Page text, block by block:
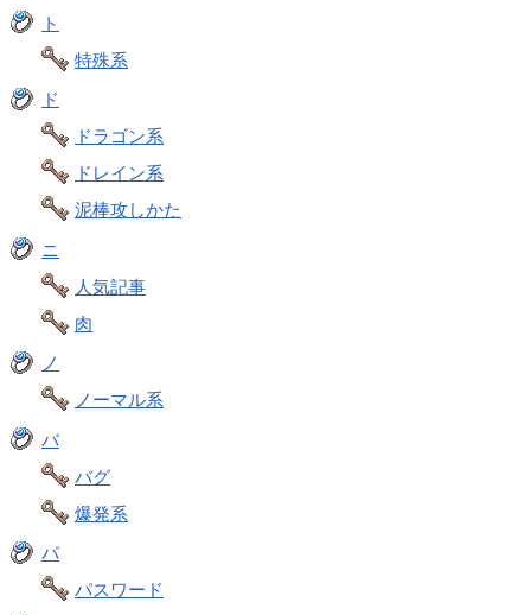
ト
特殊系
ド
ドラゴン系
ドレイン系
泥棒攻しかた
ニ
人気記事
肉
ノ
ノーマル系
バ
バグ
爆発系
パ
パスワード